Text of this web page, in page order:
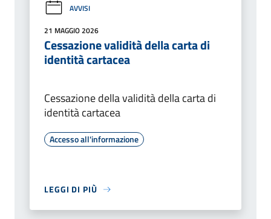
AVVISI
21 MAGGIO 2026
Cessazione validità della carta di
identità cartacea
Cessazione della validità della carta di
identità cartacea
Accesso all'informazione
LEGGI DI PIÙ